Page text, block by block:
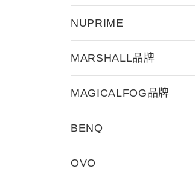
NUPRIME
MARSHALL品牌
MAGICALFOG品牌
BENQ
OVO